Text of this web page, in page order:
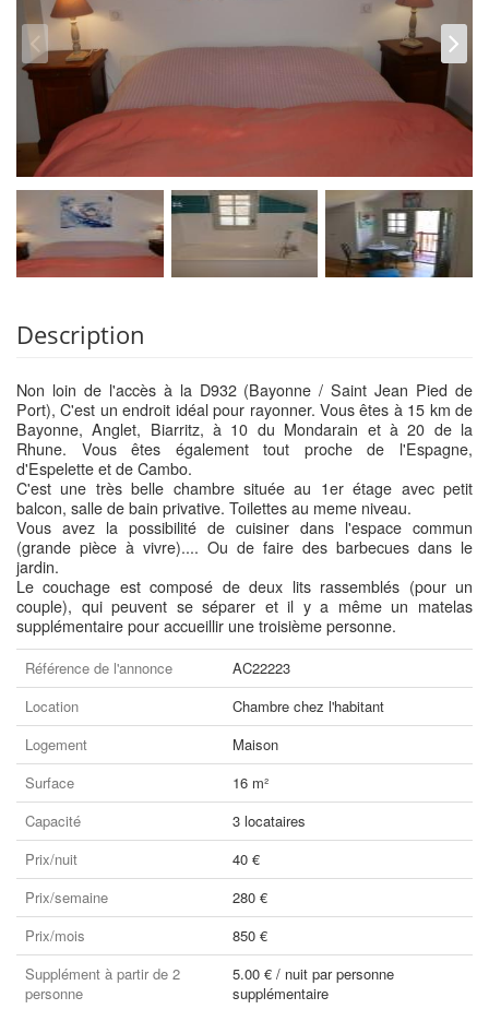
Description
Non loin de l'accès à la D932 (Bayonne / Saint Jean Pied de
Port), C'est un endroit idéal pour rayonner. Vous êtes à 15 km de
Bayonne, Anglet, Biarritz, à 10 du Mondarain et à 20 de la
Rhune. Vous êtes également tout proche de l'Espagne,
d'Espelette et de Cambo.
C'est une très belle chambre située au 1er étage avec petit
balcon, salle de bain privative. Toilettes au meme niveau.
Vous avez la possibilité de cuisiner dans l'espace commun
(grande pièce à vivre).... Ou de faire des barbecues dans le
jardin.
Le couchage est composé de deux lits rassemblés (pour un
couple), qui peuvent se séparer et il y a même un matelas
supplémentaire pour accueillir une troisième personne.
Référence de l'annonce
AC22223
Location
Chambre chez l'habitant
Logement
Maison
Surface
16 m²
Capacité
3 locataires
Prix/nuit
40 €
Prix/semaine
280 €
Prix/mois
850 €
Supplément à partir de 2
personne
5.00 € / nuit par personne
supplémentaire